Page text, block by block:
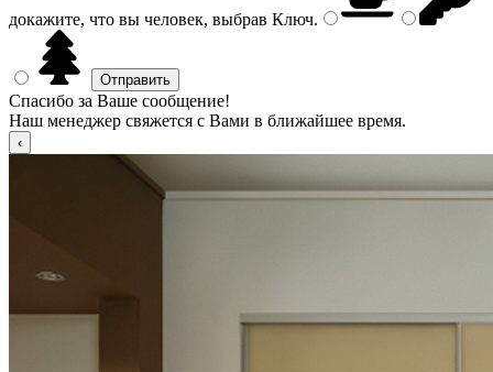
докажите, что вы человек, выбрав Ключ.
Спасибо за Ваше сообщение!
Наш менеджер свяжется с Вами в ближайшее время.